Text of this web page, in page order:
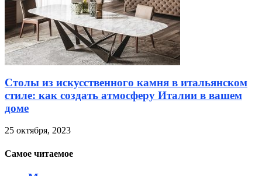
Столы из искусственного камня в итальянском
стиле: как создать атмосферу Италии в вашем
доме
25 октября, 2023
Самое читаемое